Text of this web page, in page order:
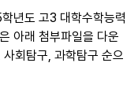
년도 고3 대학수학능력
아래 첨부파일을 다운
회탐구, 과학탐구 순으